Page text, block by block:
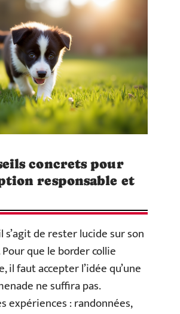
concrets pour
responsable et
de rester lucide sur son
que le border collie
il faut accepter l’idée qu’une
ne suffira pas.
expériences : randonnées,